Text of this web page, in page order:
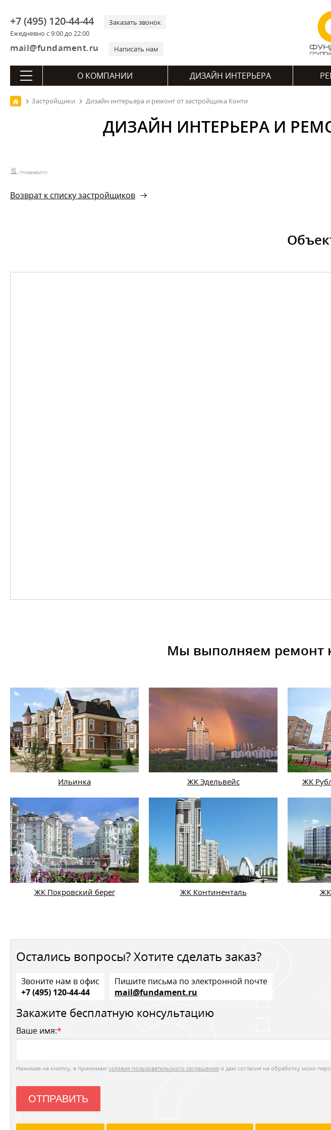
+7 (495) 120-44-44
Ежедневно с 9:00 до 22:00
Заказать звонок
mail@fundament.ru Написать нам
О КОМПАНИИ ДИЗАЙН ИНТЕРЬЕРА
Застройщики Дизайн интерьера и ремонт от застройщика Конти
ДИЗАЙН ИНТЕРЬЕРА И
Возврат к списку застройщиков
Мы выполняем ремонт
Ильинка ЖК Эдельвейс ЖК
ЖК Покровский берег ЖК Континенталь ЖК
Остались вопросы? Хотите сделать заказ?
Звоните нам в офис
+7 (495) 120-44-44
Пишите письма по электронной почте
mail@fundament.ru
Закажите бесплатную консультацию
Ваше имя:*
Нажимая на кнопку, я принимаю условия пользовательского соглашения и даю согласие на обработку моих
ОТПРАВИТЬ